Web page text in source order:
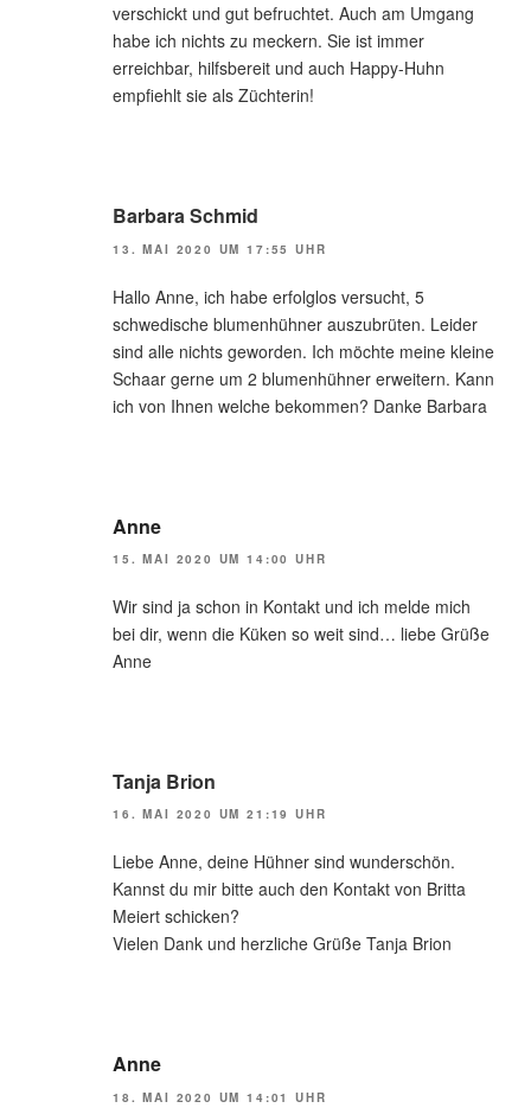
verschickt und gut befruchtet. Auch am Umgang
habe ich nichts zu meckern. Sie ist immer
erreichbar, hilfsbereit und auch Happy-Huhn
empfiehlt sie als Züchterin!
Barbara Schmid
13. MAI 2020 UM 17:55 UHR
Hallo Anne, ich habe erfolglos versucht, 5
schwedische blumenhühner auszubrüten. Leider
sind alle nichts geworden. Ich möchte meine kleine
Schaar gerne um 2 blumenhühner erweitern. Kann
ich von Ihnen welche bekommen? Danke Barbara
Anne
15. MAI 2020 UM 14:00 UHR
Wir sind ja schon in Kontakt und ich melde mich
bei dir, wenn die Küken so weit sind… liebe Grüße
Anne
Tanja Brion
16. MAI 2020 UM 21:19 UHR
Liebe Anne, deine Hühner sind wunderschön.
Kannst du mir bitte auch den Kontakt von Britta
Meiert schicken?
Vielen Dank und herzliche Grüße Tanja Brion
Anne
18. MAI 2020 UM 14:01 UHR